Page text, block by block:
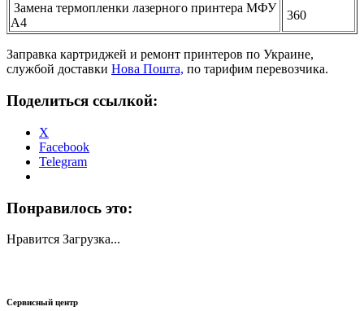
Замена термопленки лазерного принтера МФУ
А4
360
Заправка картриджей и ремонт принтеров по Украине,
службой доставки Нова Пошта, по тарифим перевозчика.
Поделиться ссылкой:
X
Facebook
Telegram
Понравилось это:
Нравится Загрузка...
Сервисный центр